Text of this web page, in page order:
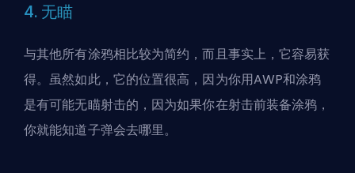
4. 无瞄
与其他所有涂鸦相比较为简约，而且事实上，它容易获
得。虽然如此，它的位置很高，因为你用AWP和涂鸦
是有可能无瞄射击的，因为如果你在射击前装备涂鸦，
你就能知道子弹会去哪里。